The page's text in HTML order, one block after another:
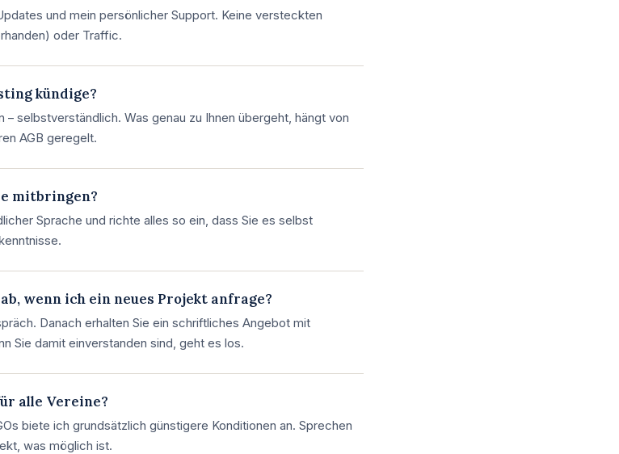
und mein persönlicher Support. Keine versteckten
oder Traffic.
kündige?
– selbstverständlich. Was genau zu Ihnen übergeht, hängt von
AGB geregelt.
mitbringen?
Sprache und richte alles so ein, dass Sie es selbst
wenn ich ein neues Projekt anfrage?
Danach erhalten Sie ein schriftliches Angebot mit
Sie damit einverstanden sind, geht es los.
alle Vereine?
biete ich grundsätzlich günstigere Konditionen an. Sprechen
was möglich ist.